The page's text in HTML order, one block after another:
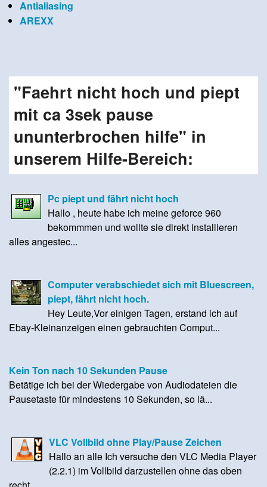
Antialiasing
AREXX
"Faehrt nicht hoch und piept
mit ca 3sek pause
ununterbrochen hilfe" in
unserem Hilfe-Bereich:
Pc piept und fährt nicht hoch
Hallo , heute habe ich meine geforce 960
bekommmen und wollte sie direkt installieren
alles angestec...
Computer verabschiedet sich mit Bluescreen,
piept, fährt nicht hoch.
Hey Leute,Vor einigen Tagen, erstand ich auf
Ebay-Kleinanzeigen einen gebrauchten Comput...
Kein Ton nach 10 Sekunden Pause
Betätige ich bei der Wiedergabe von Audiodateien die
Pausetaste für mindestens 10 Sekunden, so lä...
VLC Vollbild ohne Play/Pause Zeichen
Hallo an alle Ich versuche den VLC Media Player
(2.2.1) im Vollbild darzustellen ohne das oben